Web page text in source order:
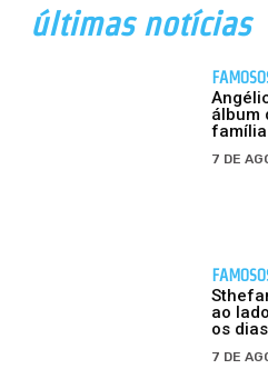
últimas notícias
álbum
7 DE
ao
os
7 DE